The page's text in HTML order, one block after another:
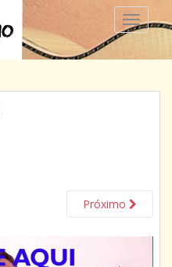
Próximo